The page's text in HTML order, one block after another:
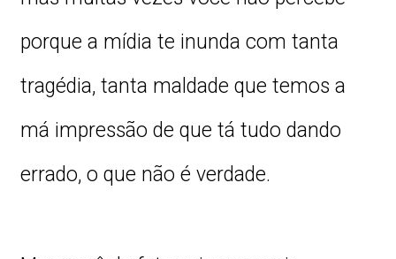
porque a mídia te inunda com tanta
tragédia, tanta maldade que temos a
má impressão de que tá tudo dando
errado, o que não é verdade.